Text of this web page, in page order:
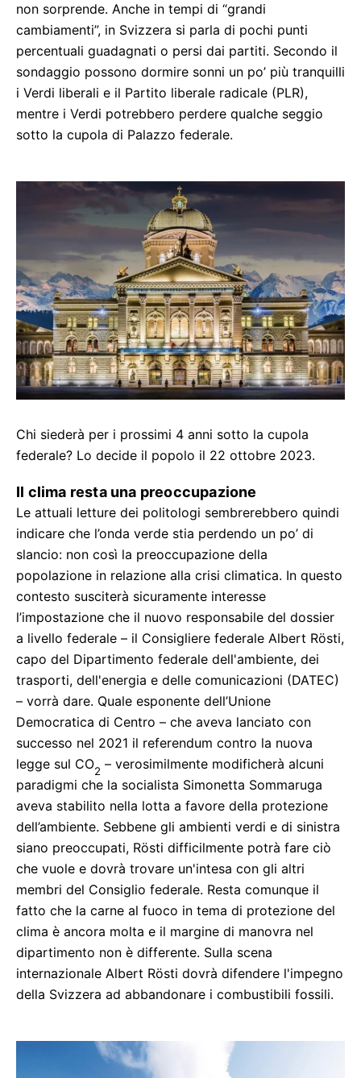
non sorprende. Anche in tempi di “grandi
cambiamenti”, in Svizzera si parla di pochi punti
percentuali guadagnati o persi dai partiti. Secondo il
sondaggio possono dormire sonni un po’ più tranquilli
i Verdi liberali e il Partito liberale radicale (PLR),
mentre i Verdi potrebbero perdere qualche seggio
sotto la cupola di Palazzo federale.
Chi siederà per i prossimi 4 anni sotto la cupola
federale? Lo decide il popolo il 22 ottobre 2023.
Il clima resta una preoccupazione
Le attuali letture dei politologi sembrerebbero quindi
indicare che l’onda verde stia perdendo un po’ di
slancio: non così la preoccupazione della
popolazione in relazione alla crisi climatica. In questo
contesto susciterà sicuramente interesse
l’impostazione che il nuovo responsabile del dossier
a livello federale – il Consigliere federale Albert Rösti,
capo del Dipartimento federale dell'ambiente, dei
trasporti, dell'energia e delle comunicazioni (DATEC)
– vorrà dare. Quale esponente dell’Unione
Democratica di Centro – che aveva lanciato con
successo nel 2021 il referendum contro la nuova
legge sul CO2 – verosimilmente modificherà alcuni
paradigmi che la socialista Simonetta Sommaruga
aveva stabilito nella lotta a favore della protezione
dell’ambiente. Sebbene gli ambienti verdi e di sinistra
siano preoccupati, Rösti difficilmente potrà fare ciò
che vuole e dovrà trovare un'intesa con gli altri
membri del Consiglio federale. Resta comunque il
fatto che la carne al fuoco in tema di protezione del
clima è ancora molta e il margine di manovra nel
dipartimento non è differente. Sulla scena
internazionale Albert Rösti dovrà difendere l'impegno
della Svizzera ad abbandonare i combustibili fossili.